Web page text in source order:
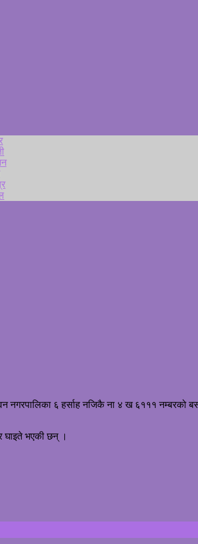
नगरपालिका ६ हर्साह नजिकै ना ४ ख ६१११ नम्बरको
घाइते भएकी छन् ।